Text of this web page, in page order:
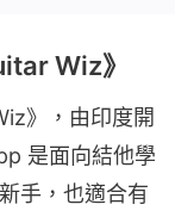
Wiz》
》，由印度開
是面向結他學
手，也適合有